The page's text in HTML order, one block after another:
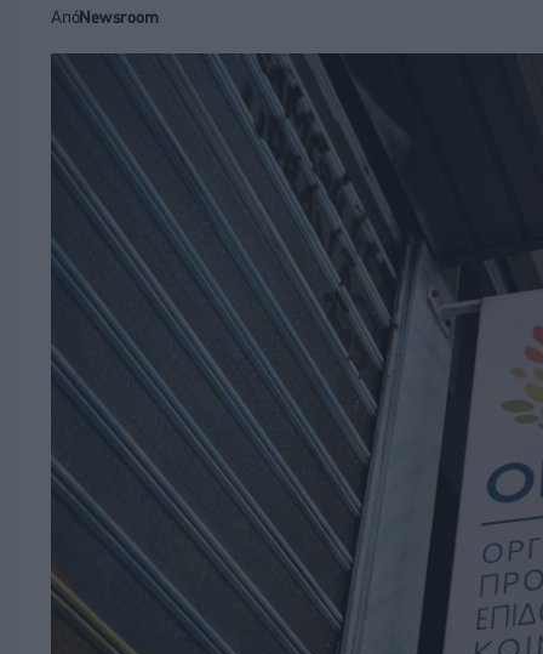
ΑπόNewsroom